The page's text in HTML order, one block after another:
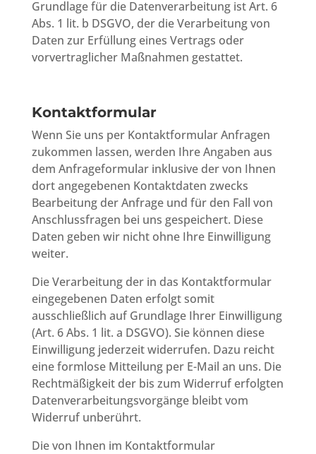
Grundlage für die Datenverarbeitung ist Art. 6
Abs. 1 lit. b DSGVO, der die Verarbeitung von
Daten zur Erfüllung eines Vertrags oder
vorvertraglicher Maßnahmen gestattet.
Kontaktformular
Wenn Sie uns per Kontaktformular Anfragen
zukommen lassen, werden Ihre Angaben aus
dem Anfrageformular inklusive der von Ihnen
dort angegebenen Kontaktdaten zwecks
Bearbeitung der Anfrage und für den Fall von
Anschlussfragen bei uns gespeichert. Diese
Daten geben wir nicht ohne Ihre Einwilligung
weiter.
Die Verarbeitung der in das Kontaktformular
eingegebenen Daten erfolgt somit
ausschließlich auf Grundlage Ihrer Einwilligung
(Art. 6 Abs. 1 lit. a DSGVO). Sie können diese
Einwilligung jederzeit widerrufen. Dazu reicht
eine formlose Mitteilung per E-Mail an uns. Die
Rechtmäßigkeit der bis zum Widerruf erfolgten
Datenverarbeitungsvorgänge bleibt vom
Widerruf unberührt.
Die von Ihnen im Kontaktformular